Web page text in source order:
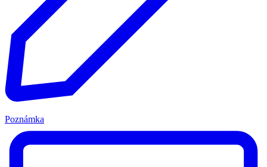
Poznámka